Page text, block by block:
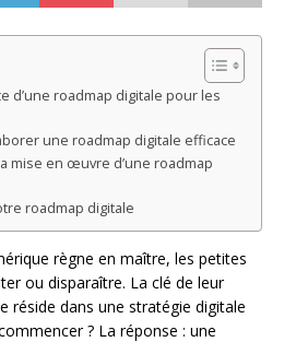
d’une roadmap digitale pour les
une roadmap digitale efficace
mise en œuvre d’une roadmap
roadmap digitale
règne en maître, les petites
ou disparaître. La clé de leur
réside dans une stratégie digitale
? La réponse : une